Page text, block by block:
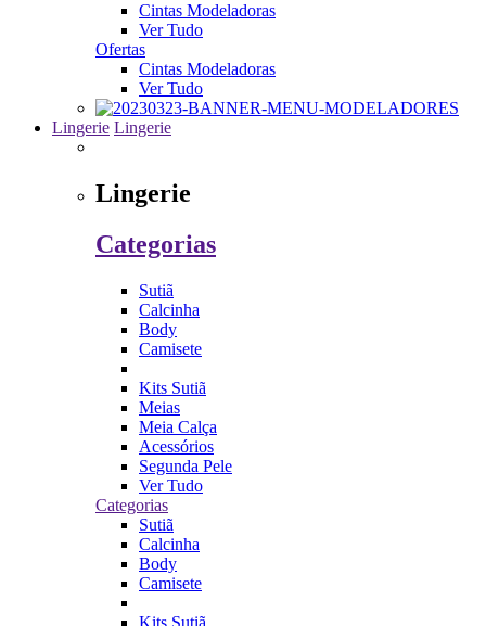
Cintas Modeladoras
Ver Tudo
Ofertas
Cintas Modeladoras
Ver Tudo
Lingerie Lingerie
Lingerie
Categorias
Sutiã
Calcinha
Body
Camisete
Kits Sutiã
Meias
Meia Calça
Acessórios
Segunda Pele
Ver Tudo
Categorias
Sutiã
Calcinha
Body
Camisete
Kits Sutiã